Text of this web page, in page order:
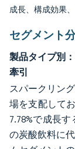
成長、構成効果
セグメント
製品タイプ別
牽引
スパークリン
場を支配して
7.78%で成長
の炭酸飲料に